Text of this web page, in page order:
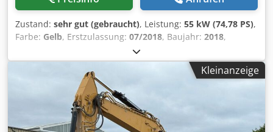
Zustand: sehr gut (gebraucht), Leistung: 55 kW (74,78 PS),
Farbe: Gelb, Erstzulassung: 07/2018, Baujahr: 2018,
, Ausstattung:
Kabine, Modelljahr: 2018 Zylinderzahl: 3 Leergewicht:
6.460 kg Anzahl der Ventile: 3 CE-Kennzeichnung: ja
Technischer Zustand: sehr gut Optischer Zustand: sehr gut
Preis: Auf Anfrage Seriennummer: CAT0908MAH8803391 =
Weitere Optionen und Zubehör = - 3. Ventil - Geschlossene
Kabine - Zentralschmierung Dkedpfxey A Tn Hj Aa Eor
Kleinanzeige